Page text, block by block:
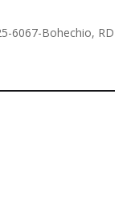
6067-Bohechio, RD